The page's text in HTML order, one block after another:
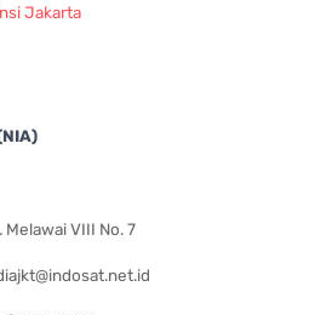
Jakarta
Melawai VIII No. 7